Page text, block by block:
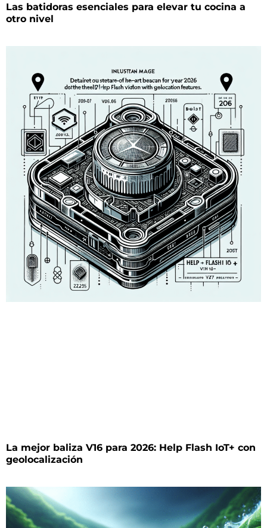
Las batidoras esenciales para elevar tu cocina a
otro nivel
La mejor baliza V16 para 2026: Help Flash IoT+ con
geolocalización